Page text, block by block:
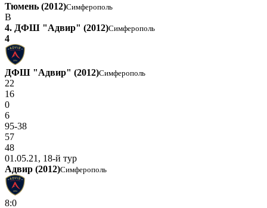
Тюмень (2012)Симферополь
В
4. ДФШ "Адвир" (2012)Симферополь
4
ДФШ "Адвир" (2012)Симферополь
22
16
0
6
95-38
57
48
01.05.21, 18-й тур
Адвир (2012)Симферополь
8:0